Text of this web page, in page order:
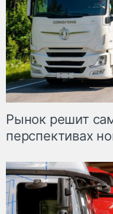
Рынок решит
перспективах